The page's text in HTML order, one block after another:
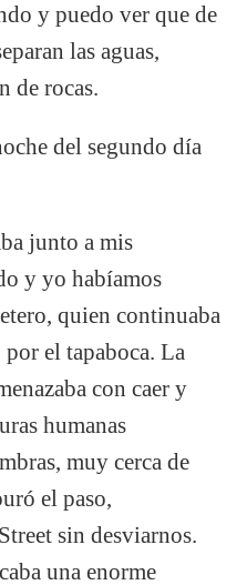
y puedo ver que de
las aguas,
de rocas.
del segundo día
junto a mis
y yo habíamos
quien continuaba
el tapaboca. La
con caer y
humanas
muy cerca de
el paso,
sin desviarnos.
una enorme